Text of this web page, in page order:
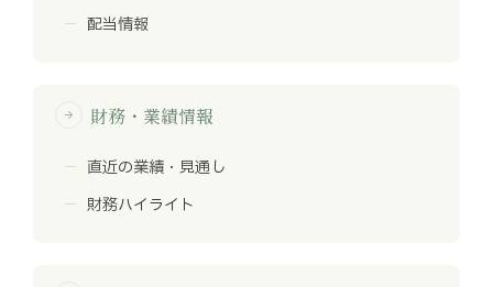
配当情報
arrow_forward 財務・業績情報
直近の業績・見通し
財務ハイライト